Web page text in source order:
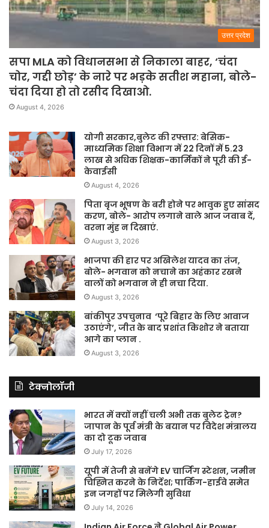
उत्तर प्रदेश
सपा MLA को विधानसभा से निकाला बाहर, ‘चंदा
चोर, गद्दी छोड़’ के नारे पर भड़के सतीश महाना, बोले-
चंदा दिया हो तो रसीद दिखाओ.
August 4, 2026
योगी सरकार,बुलेट की रफ्तार: बेसिक-
माध्यमिक शिक्षा विभाग में 22 दिनों में 5.23
लाख से अधिक शिक्षक-कार्मिकों ने पूरी की ई-
केवाईसी
August 4, 2026
पिता बृज भूषण के बरी होने पर भावुक हुए सांसद
करण, बोले- आरोप लगाने वाले आज जवाब दें,
वरना मुंह न दिखाएं.
August 3, 2026
भाजपा की हार पर अखिलेश यादव का तंज,
बोले- भगवान को नचाने का अहंकार रखने
वालों को भगवान ने ही नचा दिया.
August 3, 2026
बांकीपुर उपचुनाव ‘पूरे बिहार के लिए आवाज
उठाएंगे’, जीत के बाद प्रशांत किशोर ने बताया
आगे का प्लान .
August 3, 2026
टेक्नोलॉजी
भारत में क्यों नहीं चली अभी तक बुलेट ट्रेन?
जापान के पूर्व मंत्री के बयान पर विदेश मंत्रालय
का दो टूक जवाब
July 17, 2026
यूपी में तेजी से बनेंगे EV चार्जिंग स्टेशन, जमीन
चिह्नित करने के निर्देश; पार्किंग-हाईवे समेत
इन जगहों पर मिलेगी सुविधा
July 14, 2026